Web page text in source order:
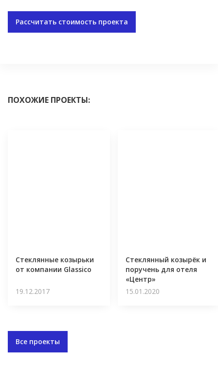
Рассчитать стоимость проекта
ПОХОЖИЕ ПРОЕКТЫ:
Стеклянные козырьки
от компании Glassico
19.12.2017
Стеклянный козырёк и
поручень для отеля
«Центр»
15.01.2020
Все проекты